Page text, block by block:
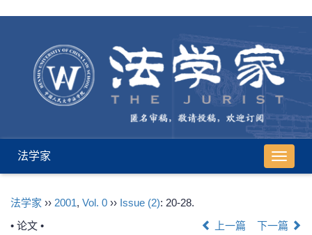
导
航
法学家
法学家 ›› 2001, Vol. 0 ›› Issue (2): 20-28.
• 论文 •
上一篇 下一篇